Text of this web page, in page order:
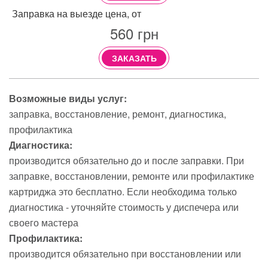
Заправка на выезде цена, от
560грн
ЗАКАЗАТЬ
Возможные виды услуг:
заправка восстановление ремонт диагностика
профилактика
Диагностика:
производится обязательно до и после заправки. При
заправке, восстановлении, ремонте или профилактике
картриджа это бесплатно. Если необходима только
диагностика - уточняйте стоимость у диспечера или
своего мастера
Профилактика:
производится обязательно при восстановлении или